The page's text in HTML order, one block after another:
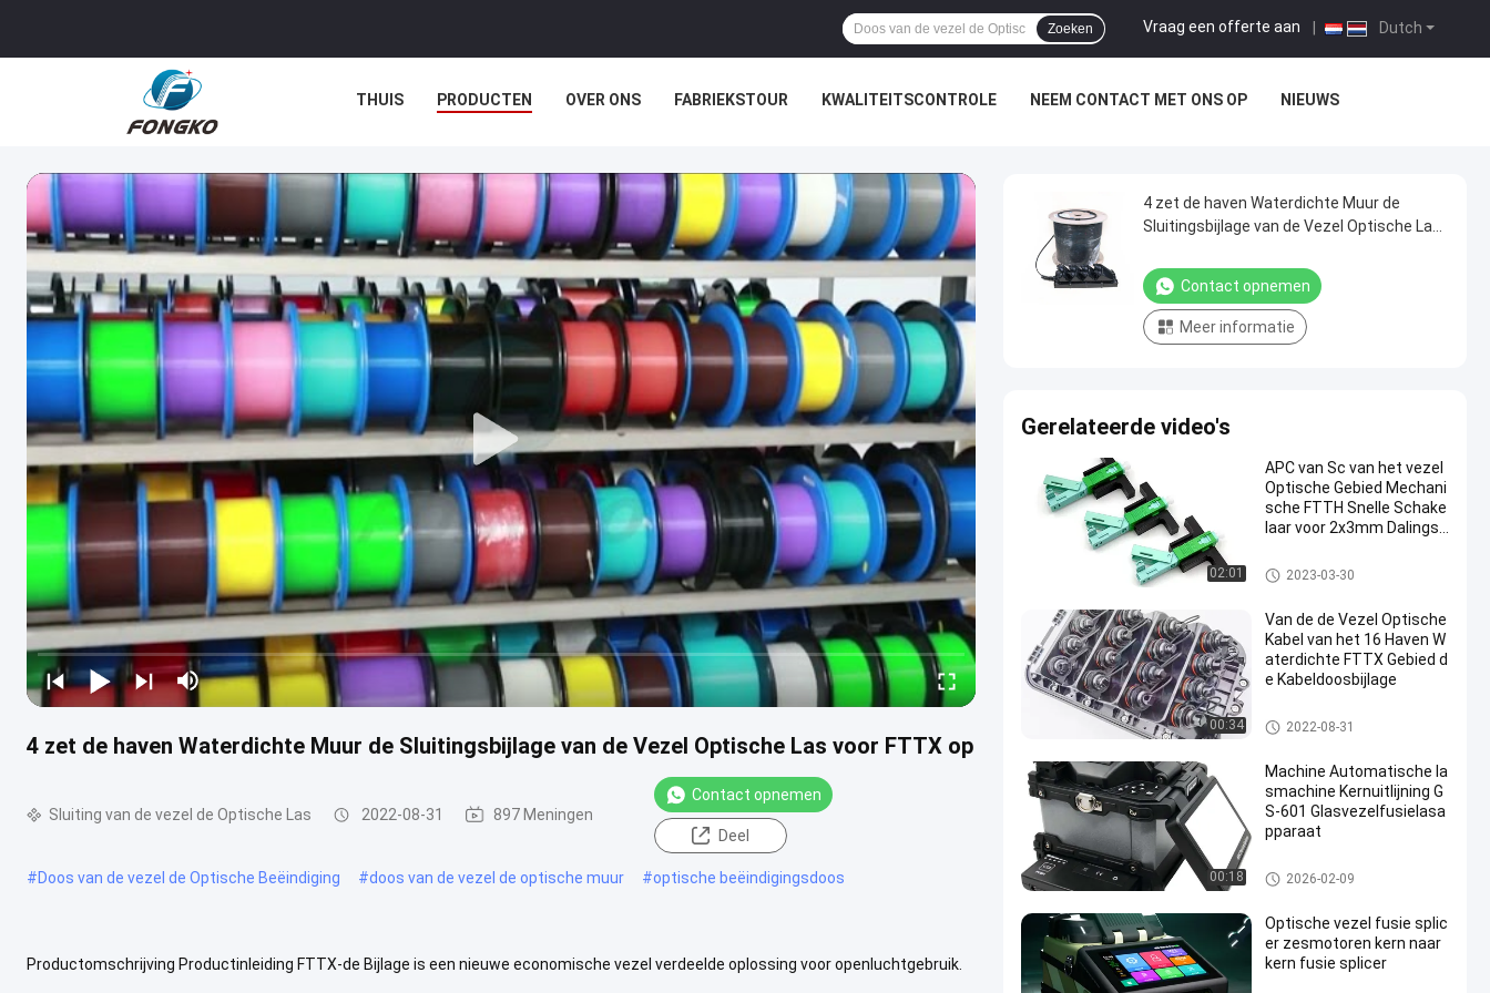
Dutch
Vraag een offerte aan
Zoeken
THUIS PRODUCTEN OVER ONS FABRIEKSTOUR KWALITEITSCONTROLE NEEM CONTACT MET ONS OP NIEUWS
4 zet de haven Waterdichte Muur de Sluitingsbijlage van de Vezel Optische Las voor FTTX op
Sluiting van de vezel de Optische Las 2022-08-31 897 Meningen
Contact opnemen
Deel
#Doos van de vezel de Optische Beëindiging #doos van de vezel de optische muur #optische beëindigingsdoos
Productomschrijving Productinleiding FTTX-de Bijlage is een nieuwe economische vezel verdeelde oplossing voor openluchtgebruik.
4 zet de haven Waterdichte Muur de
Sluitingsbijlage van de Vezel Optische Las
Contact opnemen
Meer informatie
Gerelateerde video's
02:01
APC van Sc van het vezel
Optische Gebied Mechani
sche FTTH Snelle Schake
laar voor 2x3mm Dalingsk
Vezel Optische Snelle Schakel
aar
2023-03-30
00:34
Van de de Vezel Optische
Kabel van het 16 Haven W
aterdichte FTTX Gebied d
e Kabeldoosbijlage
Sluiting van de vezel de Optisc
he Las
2022-08-31
00:18
Machine Automatische la
smachine Kernuitlijning G
S-601 Glasvezelfusielasa
pparaat
Vezel Optisch Hulpmiddelen e
n Materiaal
2026-02-09
Optische vezel fusie splic
er zesmotoren kern naar
kern fusie splicer